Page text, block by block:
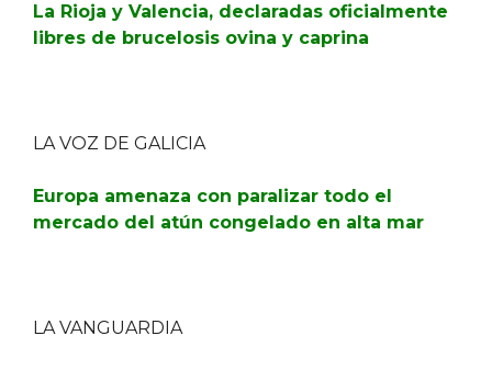
La Rioja y Valencia, declaradas oficialmente
libres de brucelosis ovina y caprina
LA VOZ DE GALICIA
Europa amenaza con paralizar todo el
mercado del atún congelado en alta mar
LA VANGUARDIA